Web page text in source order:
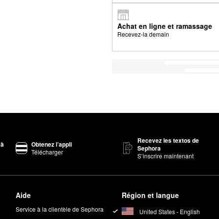
Achat en ligne et ramassage
Recevez-la demain
Obtenez l’appli
Télécharger
Recevez les textos de
Sephora
S’inscrire maintenant
Aide
Service à la clientèle de Sephora
Région et langue
United States - English